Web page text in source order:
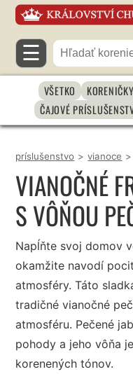
☰
VŠETKO KORENIČKY
ČAJOVÉ
príslušenstvo > vianoce >
VIANOČNÉ
S VÔŇOU
Napĺňte svoj domov
okamžite navodí
atmosféry. Táto
tradičné vianočné
atmosféru. Pečené
pohody a jeho vôňa
korenených tónov.